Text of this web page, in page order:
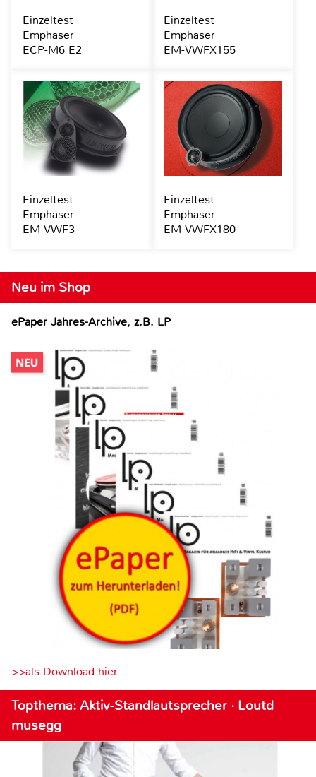
Neu im Shop
ePaper Jahres-Archive, z.B. LP
>>als Download hier
Topthema: Aktiv-Standlautsprecher · Loutd
musegg
Einzeltest
Emphaser
ECP-M6 E2
Einzeltest
Emphaser
EM-VWFX155
Einzeltest
Emphaser
EM-VWF3
Einzeltest
Emphaser
EM-VWFX180